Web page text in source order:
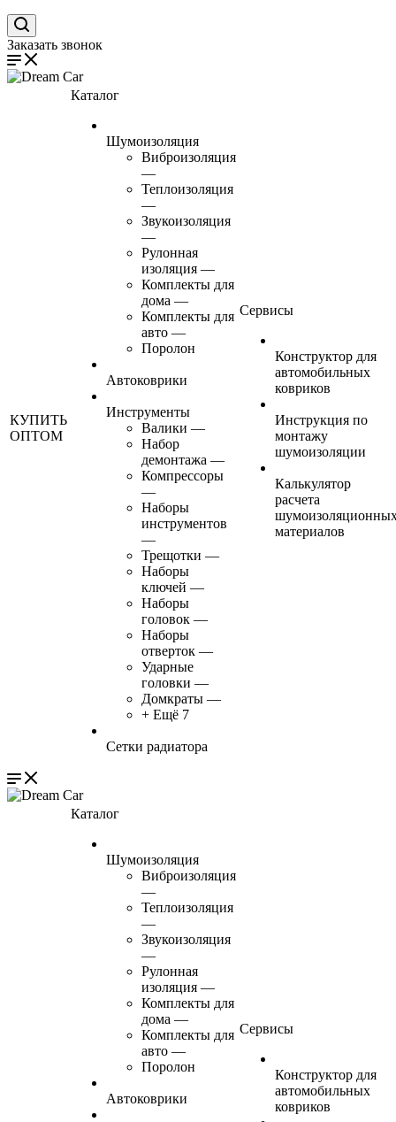
Заказать звонок
КУПИТЬ
ОПТОМ
Каталог
Шумоизоляция
Виброизоляция
—
Теплоизоляция
—
Звукоизоляция
—
Рулонная
изоляция —
Комплекты для
дома —
Комплекты для
авто —
Поролон
Автоковрики
Инструменты
Валики —
Набор
демонтажа —
Компрессоры
—
Наборы
инструментов
—
Трещотки —
Наборы
ключей —
Наборы
головок —
Наборы
отверток —
Ударные
головки —
Домкраты —
+ Ещё 7
Сетки радиатора
Сервисы
Конструктор для
автомобильных
ковриков
Инструкция по
монтажу
шумоизоляции
Калькулятор
расчета
материалов
Каталог
Шумоизоляция
Виброизоляция
—
Теплоизоляция
—
Звукоизоляция
—
Рулонная
изоляция —
Комплекты для
дома —
Комплекты для
авто —
Поролон
Автоковрики
Сервисы
Конструктор для
автомобильных
ковриков